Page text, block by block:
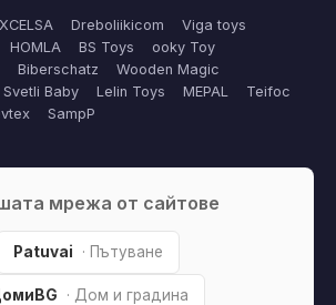
Dreboliikicom
Viga toys
HOMLA BS Toys
ooky Toy
Biberschatz
Wooden Magic
Svetli Baby Lelin Toys MEPAL
Teifoc
SampP
мрежа от сайтове
Patuvai · Пътуване
· Дом и градина